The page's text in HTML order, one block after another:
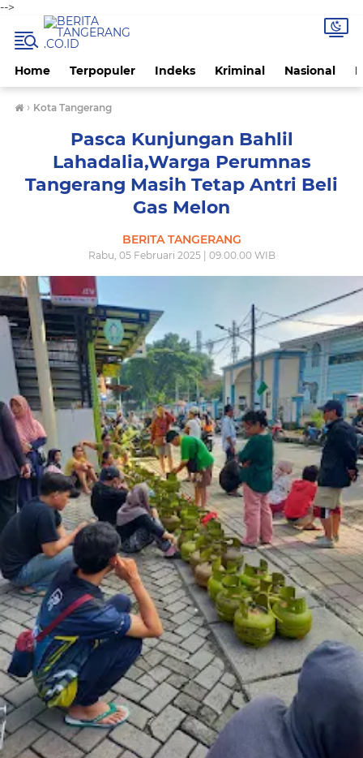
-->
Home Terpopuler Indeks Kriminal Nasional
› Kota Tangerang
Pasca Kunjungan Bahlil
Lahadalia,Warga Perumnas
Tangerang Masih Tetap Antri Beli
Gas Melon
BERITA TANGERANG
Rabu, 05 Februari 2025 | 09.00.00 WIB